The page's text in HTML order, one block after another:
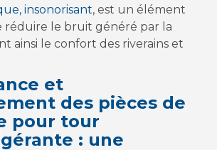
insonorisant, est un élément
réduire le bruit généré par la
ainsi le confort des riverains et
et
des pièces de
pour tour
: une